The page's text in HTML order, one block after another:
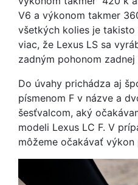
V6 a výkonom takmer
všetkých kolies je
viac, že Lexus LS sa
zadným pohonom zadnej
Do úvahy prichádza aj
písmenom F v názve a
šesťvalcom, aký
modeli Lexus LC F. V
môžeme očakávať